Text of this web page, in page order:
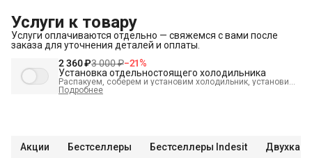
Услуги к товару
Услуги оплачиваются отдельно — свяжемся с вами после
заказа для уточнения деталей и оплаты.
2 360 ₽3 000 ₽−21%
Установка отдельностоящего холодильника
Распакуем, соберем и установим холодильник, установим
полки, выставим по уровню, подключим к электросети и
КАД)Выставление по уровнюПодключение к готовым
Подробнее
Акции Бестселлеры Бестселлеры Indesit